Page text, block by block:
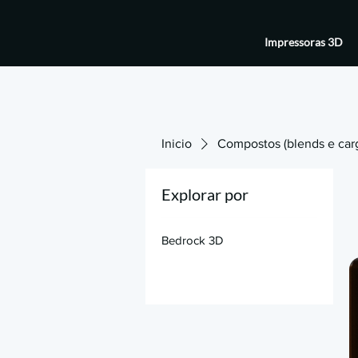
Impressoras 3D
Inicio Compostos (blends e
Explorar por
Bedrock 3D